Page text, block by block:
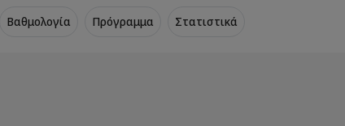
Βαθμολογία Πρόγραμμα Στατιστικά